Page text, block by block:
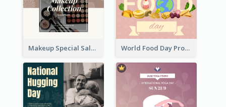
Makeup Special Sale Facebook Post World Food Day Promote Facebook Post